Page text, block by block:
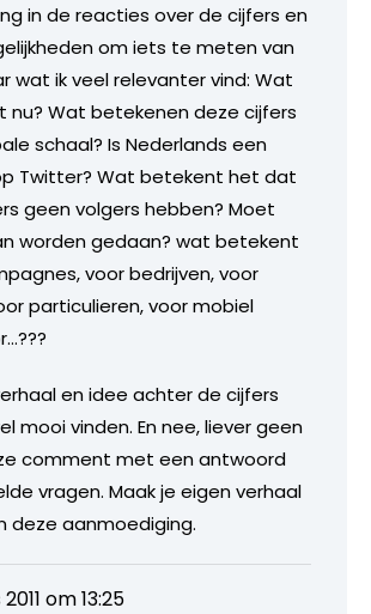
in de reacties over de cijfers en
om iets te meten van
wat ik veel relevanter vind: Wat
nu? Wat betekenen deze cijfers
schaal? Is Nederlands een
Twitter? Wat betekent het dat
geen volgers hebben? Moet
worden gedaan? wat betekent
voor bedrijven, voor
particulieren, voor mobiel
en idee achter de cijfers
mooi vinden. En nee, liever geen
comment met een antwoord
vragen. Maak je eigen verhaal
deze aanmoediging.
om 13:25